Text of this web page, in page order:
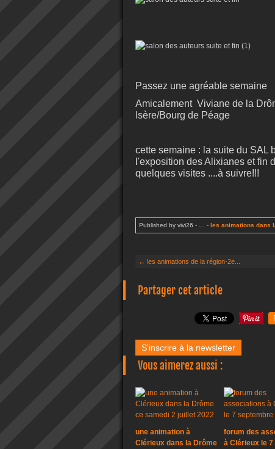
Passez une agréable semaine
Amicalement Viviane de la
Isère/Bourg de Péage
cette semaine : la suite du SAL
l'exposition des Alixianes et fin
quelques visites ....à suivre!!!
Published by vivi26 - - les animations dans
← les animations de la région-2e...
Partager cet article
S'inscrire à la newsletter
Vous aimerez aussi :
une animation à
Clérieux dans la Drôme
forum des
à Clérieux le 7